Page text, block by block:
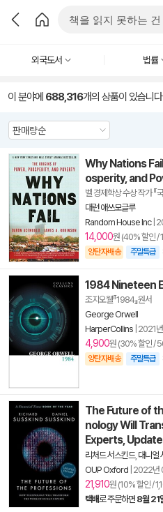
외국도서 법률
이 분야에 688,316개의 상품이 있습니
Why Nations
osperity, and
벨 경제학상 수상 작가 『
대런 애쓰모글루
Random House Inc|
14,000원 (40% 할인 /
양탄자배송 주말특급
1984 Nineteen
조지오웰『1984』원서
George Orwell
HarperCollins 2021
4,900원 (30% 할인 /
양탄자배송 주말특급
The Future of
nology Will
Experts,
리처드 서스킨드, 대니얼
OUP Oxford 2022년
21,910원 (10% 할인 /
택배로 주문하면 8월 21